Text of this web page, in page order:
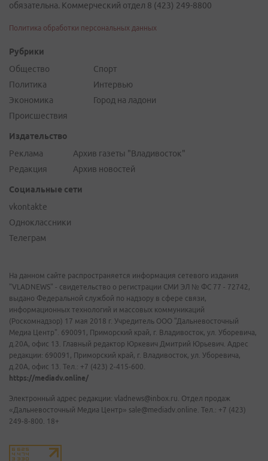
обязательна. Коммерческий отдел 8 (423) 249-8800
Политика обработки персональных данных
Рубрики
Общество
Политика
Экономика
Происшествия
Спорт
Интервью
Город на ладони
Издательство
Реклама
Редакция
Архив газеты "Владивосток"
Архив новостей
Социальные сети
vkontakte
Одноклассники
Телеграм
На данном сайте распространяется информация сетевого издания
"VLADNEWS" - свидетельство о регистрации СМИ ЭЛ № ФС 77 - 72742,
выдано Федеральной службой по надзору в сфере связи,
информационных технологий и массовых коммуникаций
(Роскомнадзор) 17 мая 2018 г. Учредитель ООО "Дальневосточный
Медиа Центр". 690091, Приморский край, г. Владивосток, ул. Уборевича,
д.20А, офис 13. Главный редактор Юркевич Дмитрий Юрьевич. Адрес
редакции: 690091, Приморский край, г. Владивосток, ул. Уборевича,
д.20А, офис 13. Тел.: +7 (423) 2-415-600.
https://mediadv.online/
Электронный адрес редакции: vladnews@inbox.ru. Отдел продаж
«Дальневосточный Медиа Центр» sale@mediadv.online. Тел.: +7 (423)
249-8-800. 18+